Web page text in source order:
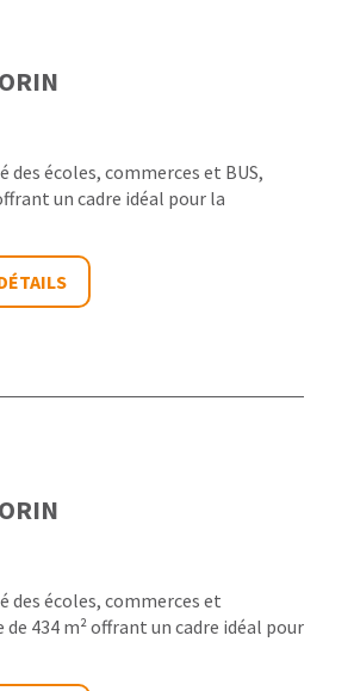
écoles, commerces et BUS,
un cadre idéal pour la
des écoles, commerces et
434 m² offrant un cadre idéal pour